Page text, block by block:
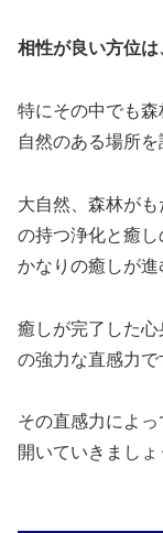
相性が良い方位は
特にその中でも
自然のある場所を
大自然、森林が
の持つ浄化と癒
かなりの癒しが進
癒しが完了した
の強力な直感力で
その直感力によ
開いていきましょ